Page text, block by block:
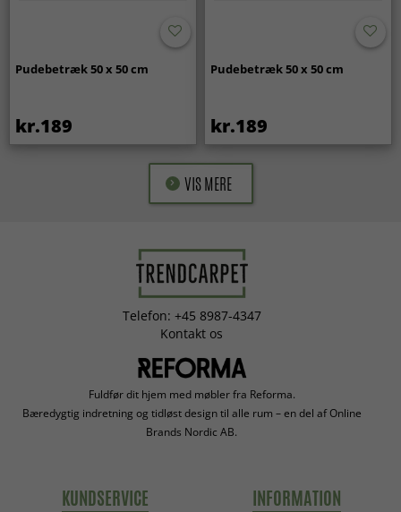
Pudebetræk 50 x 50 cm
kr.189
Pudebetræk 50 x 50 cm
kr.189
VIS MERE
Telefon: +45 8987-4347
Kontakt os
Fuldfør dit hjem med møbler fra Reforma.
Bæredygtig indretning og tidløst design til alle rum – en del af Online
Brands Nordic AB.
KUNDSERVICE INFORMATION